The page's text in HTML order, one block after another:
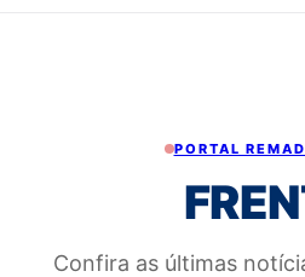
PORTAL
Confira as últimas